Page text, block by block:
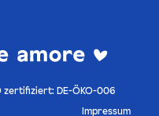
zertifiziert: DE-ÖKO-006
Impressum